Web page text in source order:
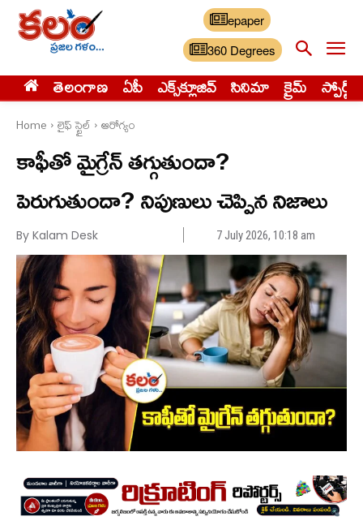
epaper
360 Degrees
తెలంగాణ ఏపీ ఎక్స్‌క్లూజివ్‌ సినిమా క్రైమ్ స్పోర్ట్స్
Home లైఫ్ స్టైల్ ఆరోగ్యం
కాఫీతో మైగ్రేన్ తగ్గుతుందా?
పెరుగుతుందా? నిపుణులు చెప్పిన నిజాలు
By Kalam Desk 7 July 2026, 10:18 am